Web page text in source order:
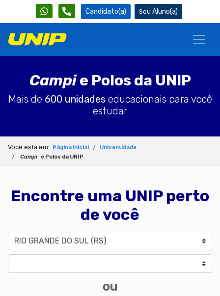
Candidato(a) Aluno(a)
Campie Polos da UNIP
Mais de 600 unidades educacionais para você
estudar
Você está em: Página inicial
Universidade
Campi
e Polos da UNIP
Encontre uma UNIP perto
de você
Estado
ou